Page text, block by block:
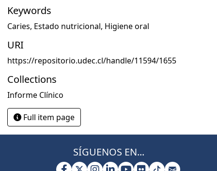
Keywords
Caries, Estado nutricional, Higiene oral
URI
https://repositorio.udec.cl/handle/11594/1655
Collections
Informe Clínico
Full item page
SÍGUENOS EN...